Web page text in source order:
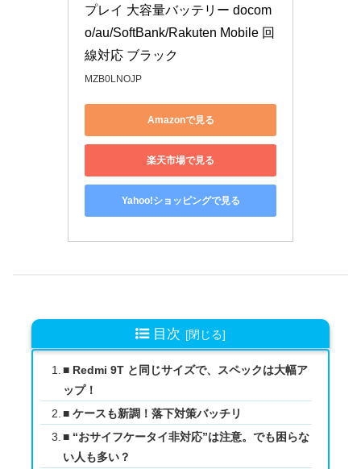
プレイ 大容量バッテリー docom
o/au/SoftBank/Rakuten Mobile 回
線対応 ブラック
MZB0LNOJP
Amazonで見る
楽天市場で見る
Yahoo!ショッピングで見る
目次
■ Redmi 9T と同じサイズで、スペックは大幅ア
ップ！
■ ケースも新調！落下対策バッチリ
■ “おサイフケータイ非対応”は注意。でも困らな
い人も多い？